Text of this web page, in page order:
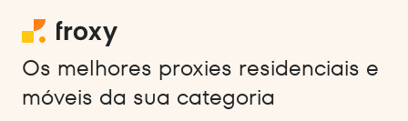
Os melhores proxies residenciais e
móveis da sua categoria